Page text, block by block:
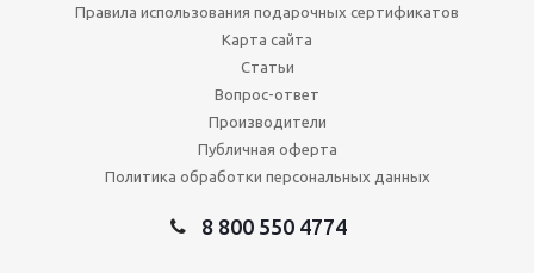
Правила использования подарочных сертификатов
Карта сайта
Статьи
Вопрос-ответ
Производители
Публичная оферта
Политика обработки персональных данных
8 800 550 4774